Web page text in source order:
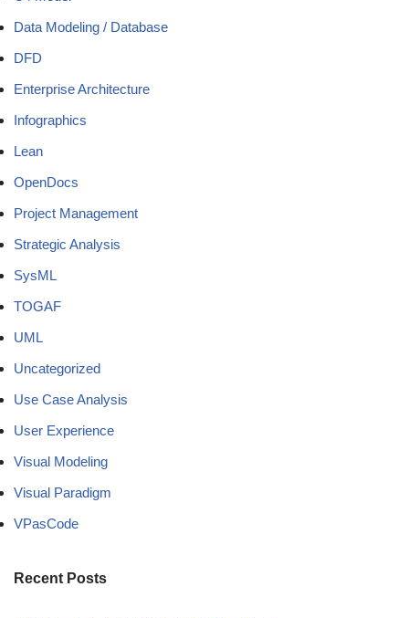
Data Modeling / Database
DFD
Enterprise Architecture
Infographics
Lean
OpenDocs
Project Management
Strategic Analysis
SysML
TOGAF
UML
Uncategorized
Use Case Analysis
User Experience
Visual Modeling
Visual Paradigm
VPasCode
Recent Posts